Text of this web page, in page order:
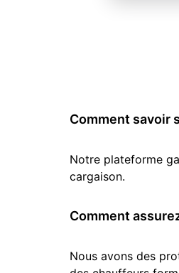
Comment savoir
Notre plateforme
cargaison.
Comment
Nous avons des